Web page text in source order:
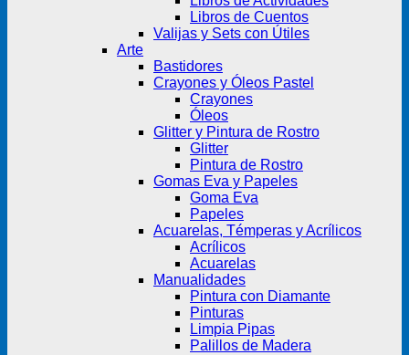
Libros de Cuentos
Valijas y Sets con Útiles
Arte
Bastidores
Crayones y Óleos Pastel
Crayones
Óleos
Glitter y Pintura de Rostro
Glitter
Pintura de Rostro
Gomas Eva y Papeles
Goma Eva
Papeles
Acuarelas, Témperas y Acrílicos
Acrílicos
Acuarelas
Manualidades
Pintura con Diamante
Pinturas
Limpia Pipas
Palillos de Madera